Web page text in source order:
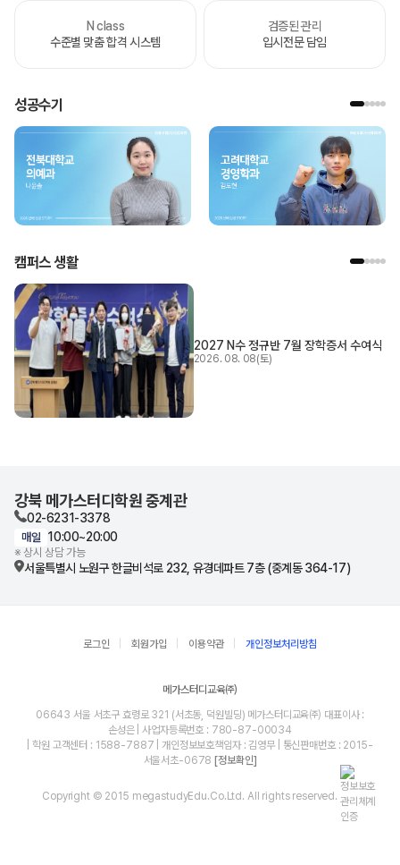
N class
수준별 맞춤 합격 시스템
검증된 관리
입시전문 담임
성공수기
캠퍼스 생활
2027 N수 정규반 7월 장학증서 수여식
2026. 08. 08(토)
강북 메가스터디학원 중계관
02-6231-3378
매일 10:00~20:00
※ 상시 상담 가능
서울특별시 노원구 한글비석로 232, 유경데파트 7층 (중계동 364-17)
로그인 회원가입 이용약관 개인정보처리방침
메가스터디교육㈜
06643 서울 서초구 효령로 321 (서초동, 덕원빌딩) 메가스터디교육㈜ 대표이사 :
손성은 | 사업자등록번호 : 780-87-00034
| 학원 고객센터 : 1588-7887 | 개인정보보호책임자 : 김영무 | 통신판매번호 : 2015-
서울서초-0678 [정보확인]
Copyright © 2015 megastudyEdu.Co.Ltd. All rights reserved.